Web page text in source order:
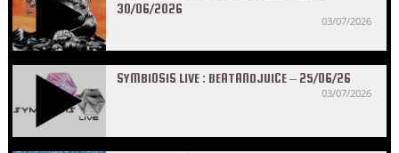
30/06/2026
03/07/2026
SYMBIOSIS LIVE : BEATANDJUICE – 25/06/26
03/07/2026